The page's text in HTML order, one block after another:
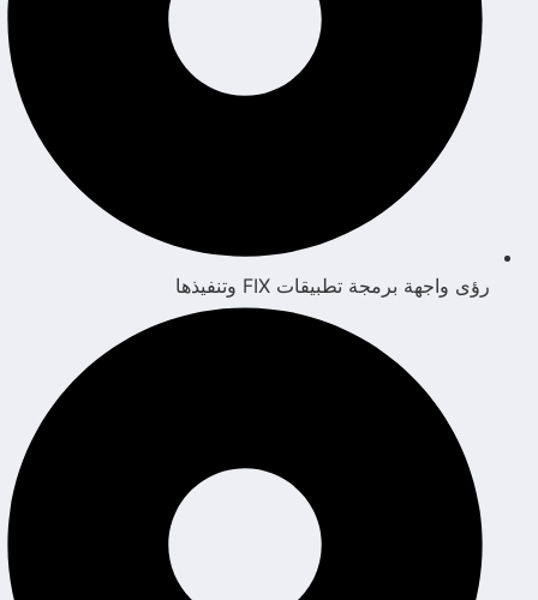
رؤى واجهة برمجة تطبيقات FIX وتنفيذها